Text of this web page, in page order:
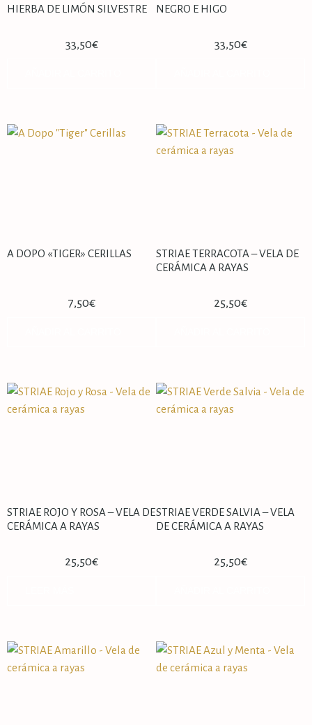
HIERBA DE LIMÓN SILVESTRE
33,50€
NEGRO E HIGO
33,50€
A DOPO «TIGER» CERILLAS
7,50€
STRIAE TERRACOTA – VELA DE
CERÁMICA A RAYAS
25,50€
STRIAE ROJO Y ROSA – VELA DE
CERÁMICA A RAYAS
25,50€
STRIAE VERDE SALVIA – VELA
DE CERÁMICA A RAYAS
25,50€